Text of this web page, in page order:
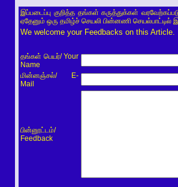
இப்படைப்பு குறித்த தங்கள் கருத்துக்கள்
ஏதேனும் ஒரு தமிழ்ச் செயலி பின்னணி செயல்பாட்டில்
We welcome your Feedbacks on this
தங்கள் பெயர்/ Your
Name
மின்னஞ்சல்/ E-
Mail
பின்னூட்டம்/
Feedback